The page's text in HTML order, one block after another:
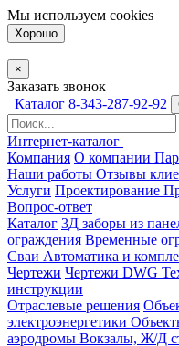
Мы используем cookies
Хорошо
×
Заказать звонок
Каталог 8-343-287-92-92
Интернет-каталог
Компания О компании
Наши работы Отзывы
Услуги Проектирование
Вопрос-ответ
Каталог 3Д заборы из
ограждения Временные
Cваи Автоматика и
Чертежи Чертежи DWG
инструкции
Отраслевые решения
электроэнергетики
аэродромы Вокзалы, Ж/Д